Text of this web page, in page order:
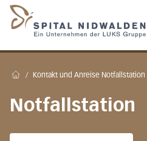
/ Kontakt und Anreise Notfallstation
Notfallstation